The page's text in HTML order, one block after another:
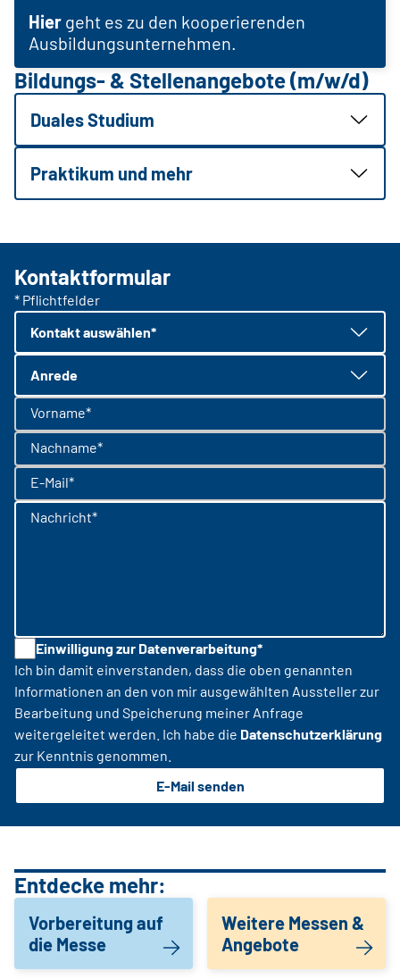
Hier geht es zu den kooperierenden
Ausbildungsunternehmen.
Bildungs- & Stellenangebote (m/w/d)
Duales Studium
Praktikum und mehr
Kontaktformular
* Pflichtfelder
Kontakt auswählen*
Anrede
Vorname*
Nachname*
E-Mail*
Nachricht*
Einwilligung zur Datenverarbeitung*
Ich bin damit einverstanden, dass die oben genannten
Informationen an den von mir ausgewählten Aussteller zur
Bearbeitung und Speicherung meiner Anfrage
weitergeleitet werden. Ich habe die Datenschutzerklärung
zur Kenntnis genommen.
E-Mail senden
Entdecke mehr:
Vorbereitung auf
die Messe
Weitere Messen &
Angebote